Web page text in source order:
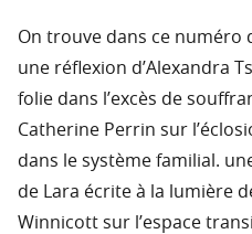
On trouve dans ce numéro
une réflexion d’Alexandra
folie dans l’excès de
Catherine Perrin sur
dans le système familial.
de Lara écrite à la lumière
Winnicott sur l’espace